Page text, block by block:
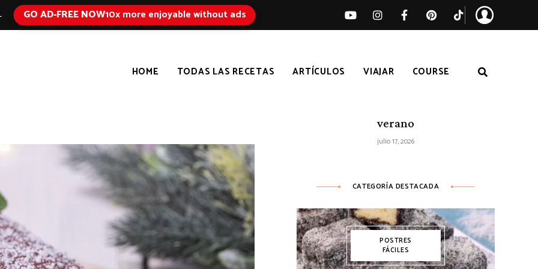
GO AD-FREE NOW10x more enjoyable without ads
HOME TODAS LAS RECETAS ARTÍCULOS VIAJAR COURSE
verano
julio 17, 2026
CATEGORÍA DESTACADA
POSTRES
FÁCILES